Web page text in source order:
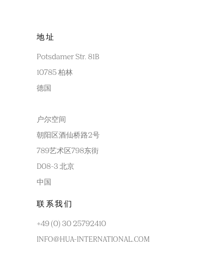
地址
Potsdamer Str. 81B
10785 柏林
德国
户尔空间
朝阳区酒仙桥路2号
789艺术区798东街
D08-3 北京
中国
联系我们
+49 (0) 30 25792410
INFO@HUA-INTERNATIONAL.COM